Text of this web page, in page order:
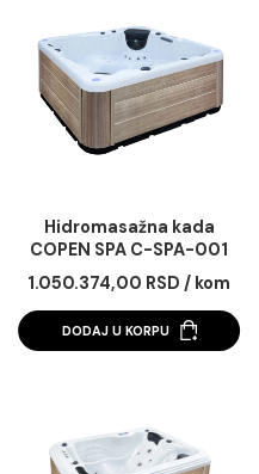
mat crni
122.793,00 RSD /
DODAJ U KORPU
Hidromasažna
COPEN SPA C-SPA-